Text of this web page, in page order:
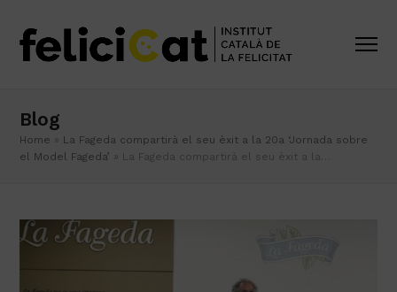
Blog
Home » La Fageda compartirà el seu èxit a la 20a ‘Jornada sobre
el Model Fageda’ » La Fageda compartirà el seu èxit a la…